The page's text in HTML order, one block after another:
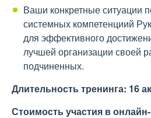
Ваши конкретные ситуации
системных компетенциий
для эффективного
лучшей организации своей
подчиненных.
Длительность тренинга: 16
Стоимость участия в